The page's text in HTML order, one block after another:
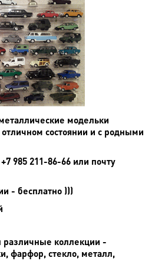
модельки
состоянии и с родными
985 211-86-66 или почту
- бесплатно )))
различные коллекции -
фарфор, стекло, металл,